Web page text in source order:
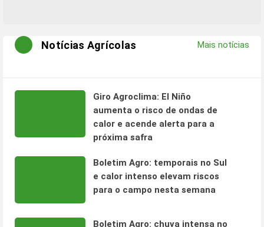
Notícias Agrícolas Mais notícias
Giro Agroclima: El Niño
aumenta o risco de ondas de
calor e acende alerta para a
próxima safra
Boletim Agro: temporais no Sul
e calor intenso elevam riscos
para o campo nesta semana
Boletim Agro: chuva intensa no